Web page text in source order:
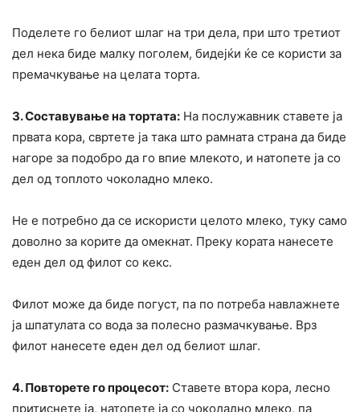
Поделете го белиот шлаг на три дела, при што третиот
дел нека биде малку поголем, бидејќи ќе се користи за
премачкување на целата торта.
3. Составување на тортата: На послужавник ставете ја
првата кора, свртете ја така што рамната страна да биде
нагоре за подобро да го впие млекото, и натопете ја со
дел од топлото чоколадно млеко.
Не е потребно да се искористи целото млеко, туку само
доволно за корите да омекнат. Преку кората нанесете
еден дел од филот со кекс.
Филот може да биде погуст, па по потреба навлажнете
ја шпатулата со вода за полесно размачкување. Врз
филот нанесете еден дел од белиот шлаг.
4. Повторете го процесот: Ставете втора кора, лесно
притиснете ја, натопете ја со чоколадно млеко, па